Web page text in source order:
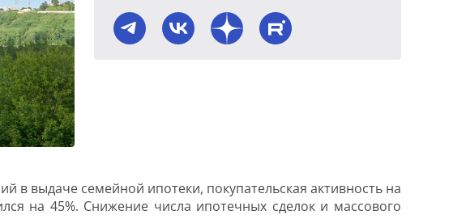
в выдаче семейной ипотеки, покупательская активность на
на 45%. Снижение числа ипотечных сделок и массового